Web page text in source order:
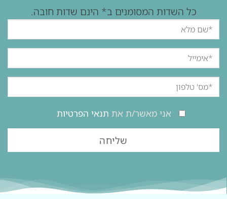
כל השדות המסומנים ב* הינם שדות חובה.
אני מאשר/ת את תנאי הפרטיות